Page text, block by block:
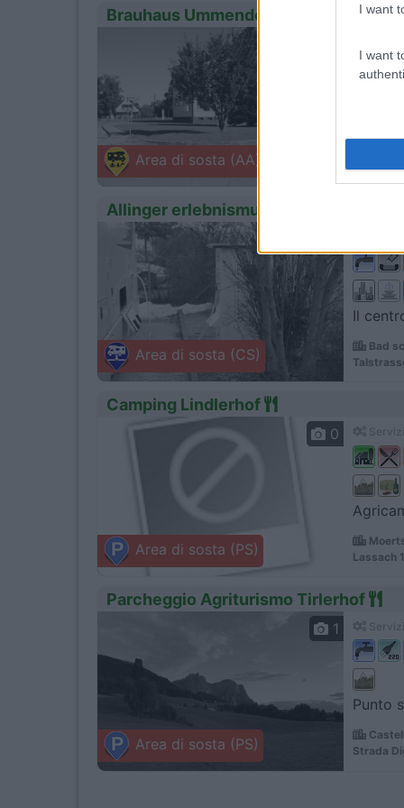
I want
I want
Brauhaus Ummendorf
Area di sosta (AA)
Allinger erlebnismuhle
Area di sosta (CS)
Il
Bad
Camping Lindlerhof
Area di sosta (PS)
0
Lassach
Parcheggio Agriturismo Tirlerhof
Area di sosta (PS)
1
Punto
Strada